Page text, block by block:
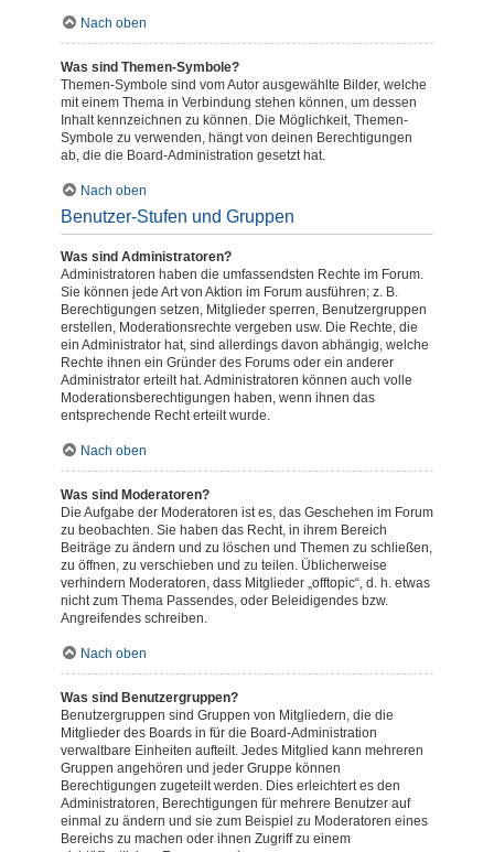
Nach oben
Was sind Themen-Symbole?
Themen-Symbole sind vom Autor ausgewählte Bilder, welche
mit einem Thema in Verbindung stehen können, um dessen
Inhalt kennzeichnen zu können. Die Möglichkeit, Themen-
Symbole zu verwenden, hängt von deinen Berechtigungen
ab, die die Board-Administration gesetzt hat.
Nach oben
Benutzer-Stufen und Gruppen
Was sind Administratoren?
Administratoren haben die umfassendsten Rechte im Forum.
Sie können jede Art von Aktion im Forum ausführen; z. B.
Berechtigungen setzen, Mitglieder sperren, Benutzergruppen
erstellen, Moderationsrechte vergeben usw. Die Rechte, die
ein Administrator hat, sind allerdings davon abhängig, welche
Rechte ihnen ein Gründer des Forums oder ein anderer
Administrator erteilt hat. Administratoren können auch volle
Moderationsberechtigungen haben, wenn ihnen das
entsprechende Recht erteilt wurde.
Nach oben
Was sind Moderatoren?
Die Aufgabe der Moderatoren ist es, das Geschehen im Forum
zu beobachten. Sie haben das Recht, in ihrem Bereich
Beiträge zu ändern und zu löschen und Themen zu schließen,
zu öffnen, zu verschieben und zu teilen. Üblicherweise
verhindern Moderatoren, dass Mitglieder „offtopic“, d. h. etwas
nicht zum Thema Passendes, oder Beleidigendes bzw.
Angreifendes schreiben.
Nach oben
Was sind Benutzergruppen?
Benutzergruppen sind Gruppen von Mitgliedern, die die
Mitglieder des Boards in für die Board-Administration
verwaltbare Einheiten aufteilt. Jedes Mitglied kann mehreren
Gruppen angehören und jeder Gruppe können
Berechtigungen zugeteilt werden. Dies erleichtert es den
Administratoren, Berechtigungen für mehrere Benutzer auf
einmal zu ändern und sie zum Beispiel zu Moderatoren eines
Bereichs zu machen oder ihnen Zugriff zu einem